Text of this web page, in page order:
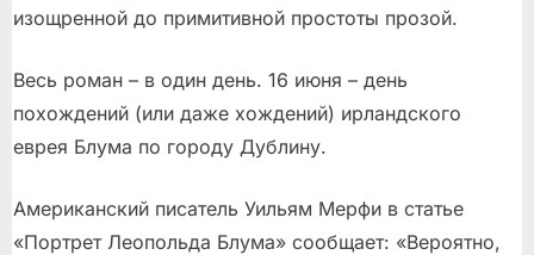
изощренной до примитивной простоты прозой.
Весь роман – в один день. 16 июня – день
похождений (или даже хождений) ирландского
еврея Блума по городу Дублину.
Американский писатель Уильям Мерфи в статье
«Портрет Леопольда Блума» сообщает: «Вероятно,